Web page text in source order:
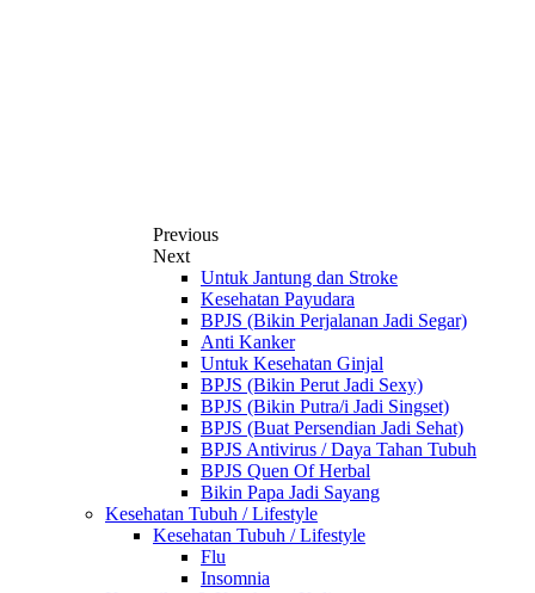
Previous
Next
Untuk Jantung dan Stroke
Kesehatan Payudara
BPJS (Bikin Perjalanan Jadi Segar)
Anti Kanker
Untuk Kesehatan Ginjal
BPJS (Bikin Perut Jadi Sexy)
BPJS (Bikin Putra/i Jadi Singset)
BPJS (Buat Persendian Jadi Sehat)
BPJS Antivirus / Daya Tahan Tubuh
BPJS Quen Of Herbal
Bikin Papa Jadi Sayang
Kesehatan Tubuh / Lifestyle
Kesehatan Tubuh / Lifestyle
Flu
Insomnia